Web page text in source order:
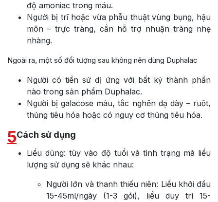
độ amoniac trong máu.
Người bị trĩ hoặc vừa phẫu thuật vùng bụng, hậu
môn – trực tràng, cần hỗ trợ nhuận tràng nhẹ
nhàng.
Ngoài ra, một số đối tượng sau không nên dùng Duphalac
Người có tiền sử dị ứng với bất kỳ thành phần
nào trong sản phẩm Duphalac.
Người bị galacose máu, tắc nghẽn dạ dày – ruột,
thủng tiêu hóa hoặc có nguy cơ thủng tiêu hóa.
5Cách sử dụng
Liều dùng: tùy vào độ tuổi và tình trạng mà liều
lượng sử dụng sẽ khác nhau:
Người lớn và thanh thiếu niên: Liều khởi đầu
15-45ml/ngày (1-3 gói), liều duy trì 15-